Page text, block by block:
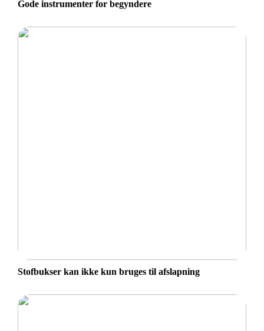
Gode instrumenter for begyndere
Stofbukser kan ikke kun bruges til afslapning